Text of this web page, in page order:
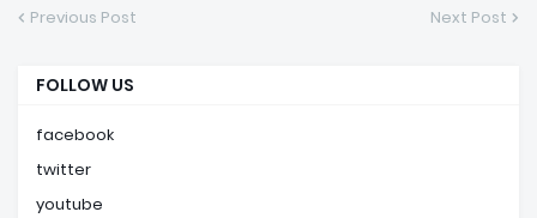
Previous Post Next Post
FOLLOW US
facebook
twitter
youtube